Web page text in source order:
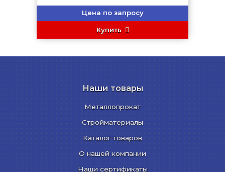
Цена по запросу
Купить
Наши товары
Металлопрокат
Стройматериалы
Каталог товаров
О нашей компании
Наши сертификаты